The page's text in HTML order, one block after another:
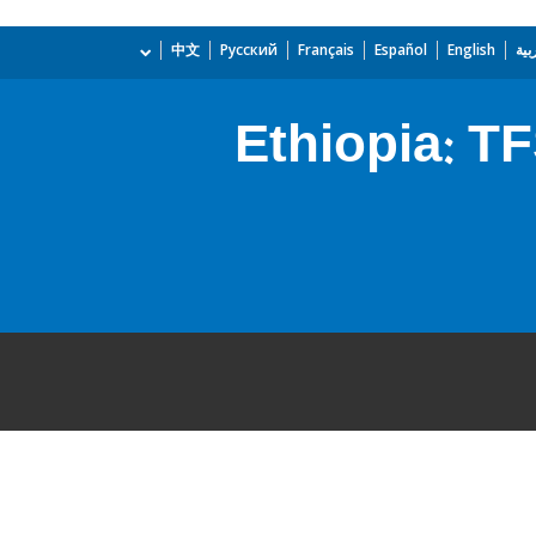
English
Español
Français
Русский
中文
Ethiopia: